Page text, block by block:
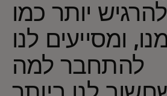
להרגיש יותר כמו
ומסייעים לנו
להתחבר למה